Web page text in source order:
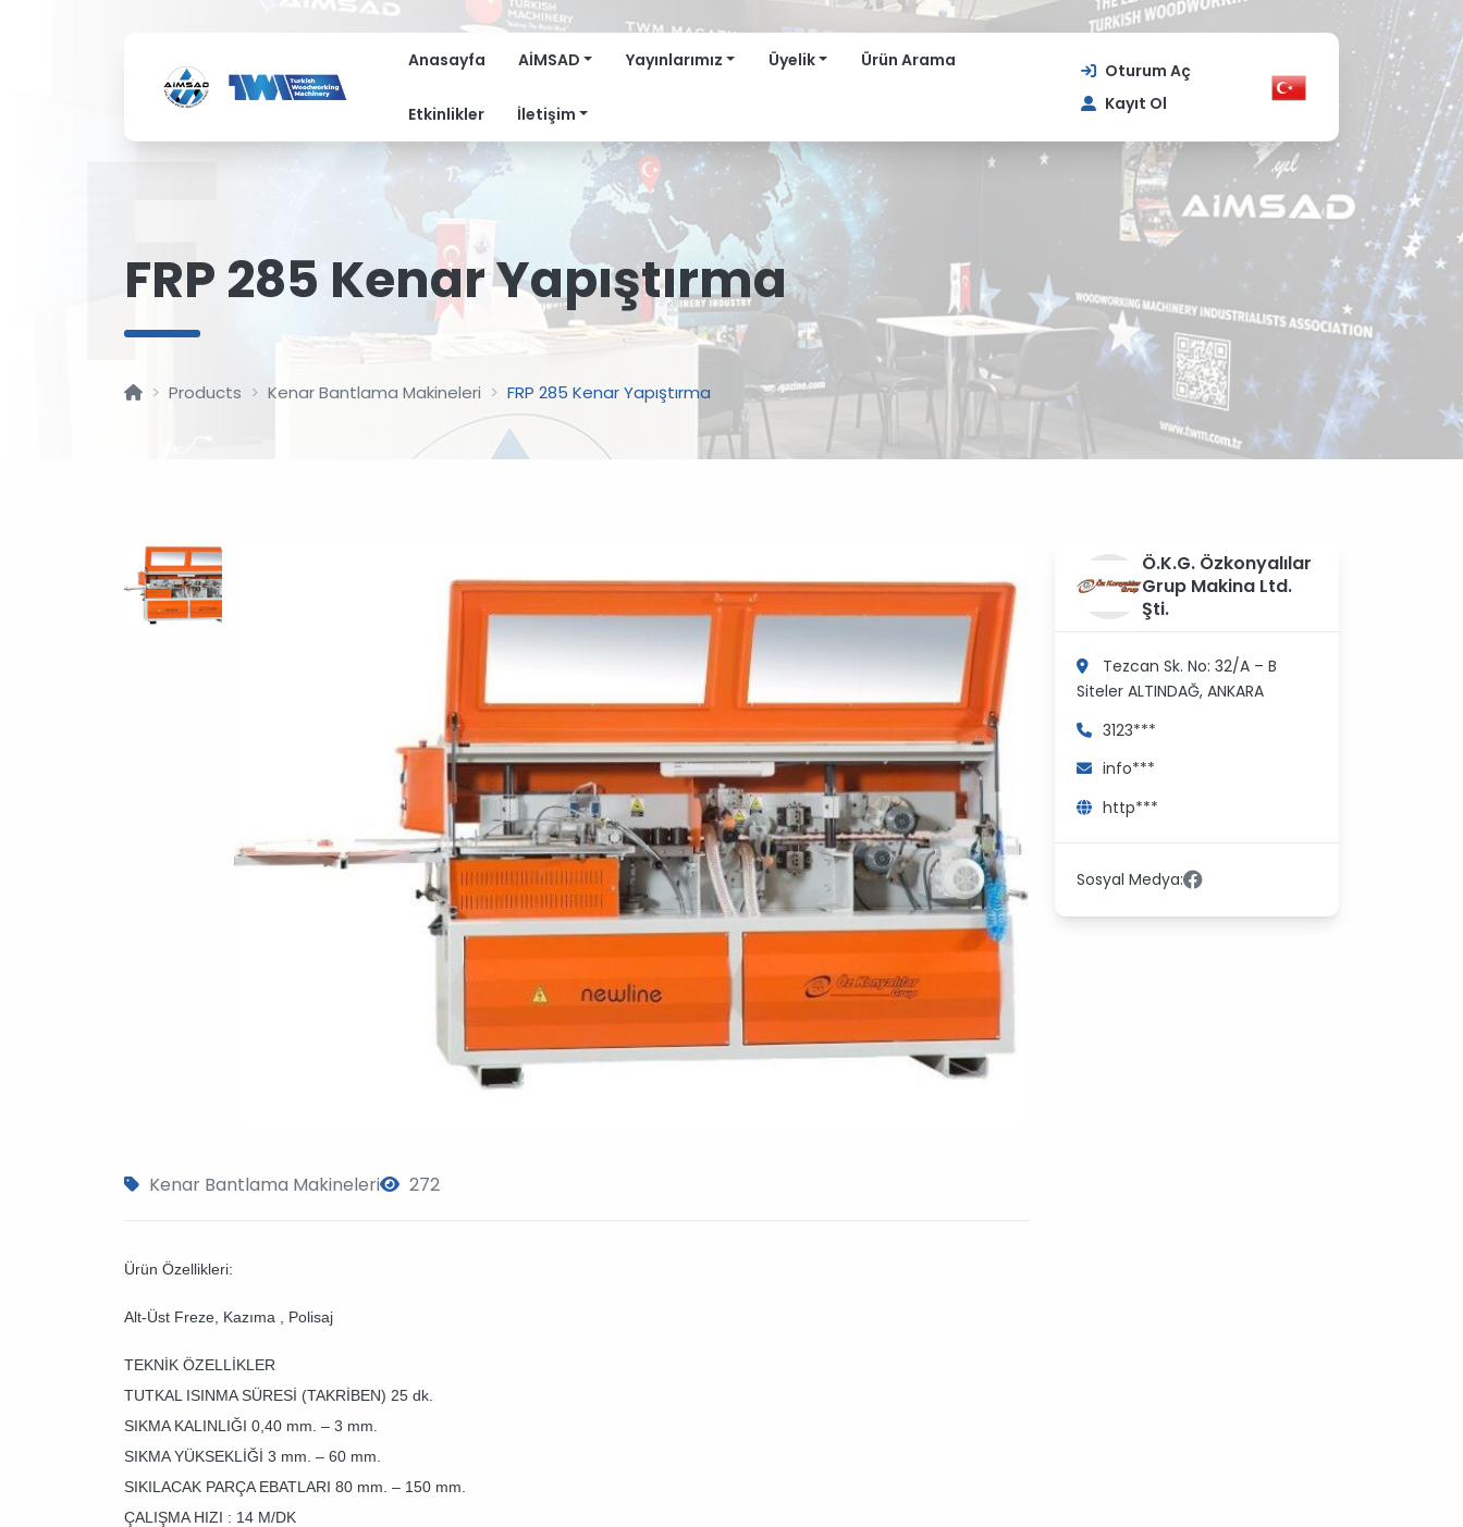
Anasayfa AİMSAD Yayınlarımız Üyelik Ürün Arama
Etkinlikler İletişim
Oturum Aç
Kayıt Ol
F
FRP 285 Kenar Yapıştırma
Products Kenar Bantlama Makineleri FRP 285 Kenar Yapıştırma
Kenar Bantlama Makineleri 272
Ürün Özellikleri:
Alt-Üst Freze, Kazıma , Polisaj
TEKNİK ÖZELLİKLER
TUTKAL ISINMA SÜRESİ (TAKRİBEN) 25 dk.
SIKMA KALINLIĞI 0,40 mm. – 3 mm.
SIKMA YÜKSEKLİĞİ 3 mm. – 60 mm.
SIKILACAK PARÇA EBATLARI 80 mm. – 150 mm.
ÇALIŞMA HIZI : 14 M/DK
Ö.K.G. Özkonyalılar
Grup Makina Ltd.
Şti.
Tezcan Sk. No: 32/A – B
Siteler ALTINDAĞ, ANKARA
3123***
info***
http***
Sosyal Medya: